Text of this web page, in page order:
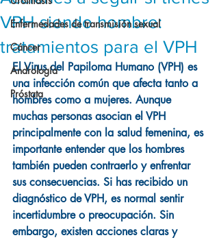
Enfermedades de transmisión sexual
Cáncer
Andrología
Próstata
VPH siendo hombre:
tratamientos para el VPH
El Virus del Papiloma Humano (VPH) es
una infección común que afecta tanto a
hombres como a mujeres. Aunque
muchas personas asocian el VPH
principalmente con la salud femenina, es
importante entender que los hombres
también pueden contraerlo y enfrentar
sus consecuencias. Si has recibido un
diagnóstico de VPH, es normal sentir
incertidumbre o preocupación. Sin
embargo, existen acciones claras y